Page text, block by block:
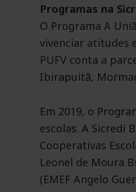
Programas na
O Programa A
vivenciar atitudes
PUFV conta a
Ibirapuitã,
Em 2019, o
escolas. A Sicredi
Cooperativas
Leonel de Moura
(EMEF Angelo